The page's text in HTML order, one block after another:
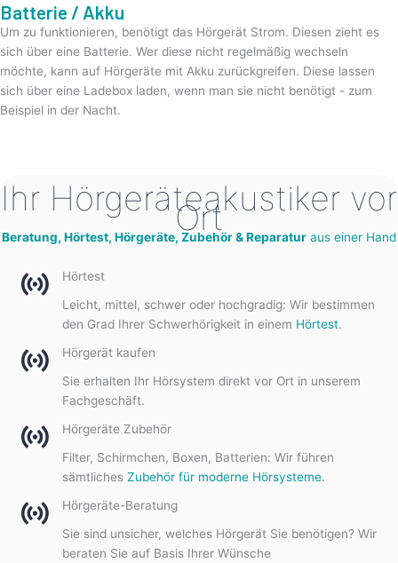
Batterie / Akku
Um zu funktionieren, benötigt das Hörgerät Strom. Diesen zieht es
sich über eine Batterie. Wer diese nicht regelmäßig wechseln
möchte, kann auf Hörgeräte mit Akku zurückgreifen. Diese lassen
sich über eine Ladebox laden, wenn man sie nicht benötigt - zum
Beispiel in der Nacht.
Ihr Hörgeräteakustiker vor
Ort
Beratung, Hörtest, Hörgeräte, Zubehör & Reparatur aus einer Hand
Hörtest
Leicht, mittel, schwer oder hochgradig: Wir bestimmen
den Grad Ihrer Schwerhörigkeit in einem Hörtest.
Hörgerät kaufen
Sie erhalten Ihr Hörsystem direkt vor Ort in unserem
Fachgeschäft.
Hörgeräte Zubehör
Filter, Schirmchen, Boxen, Batterien: Wir führen
sämtliches Zubehör für moderne Hörsysteme.
Hörgeräte-Beratung
Sie sind unsicher, welches Hörgerät Sie benötigen? Wir
beraten Sie auf Basis Ihrer Wünsche